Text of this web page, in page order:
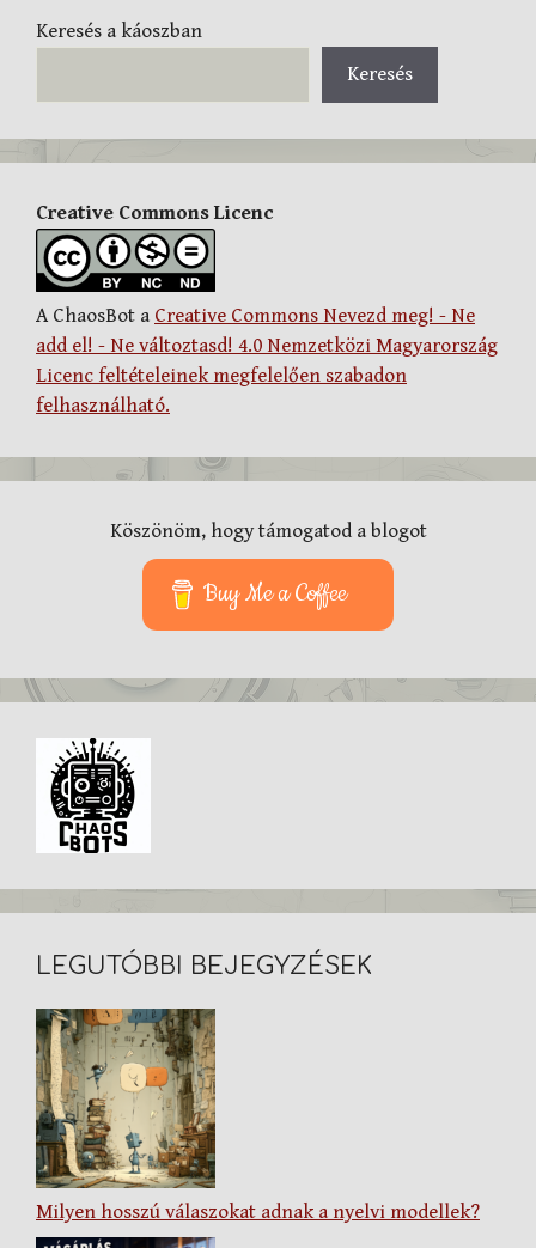
Keresés a káoszban
Keresés
Creative Commons Licenc
A ChaosBot a Creative Commons Nevezd meg! - Ne
add el! - Ne változtasd! 4.0 Nemzetközi Magyarország
Licenc feltételeinek megfelelően szabadon
felhasználható.
Köszönöm, hogy támogatod a blogot
Buy Me a Coffee
LEGUTÓBBI BEJEGYZÉSEK
Milyen hosszú válaszokat adnak a nyelvi modellek?